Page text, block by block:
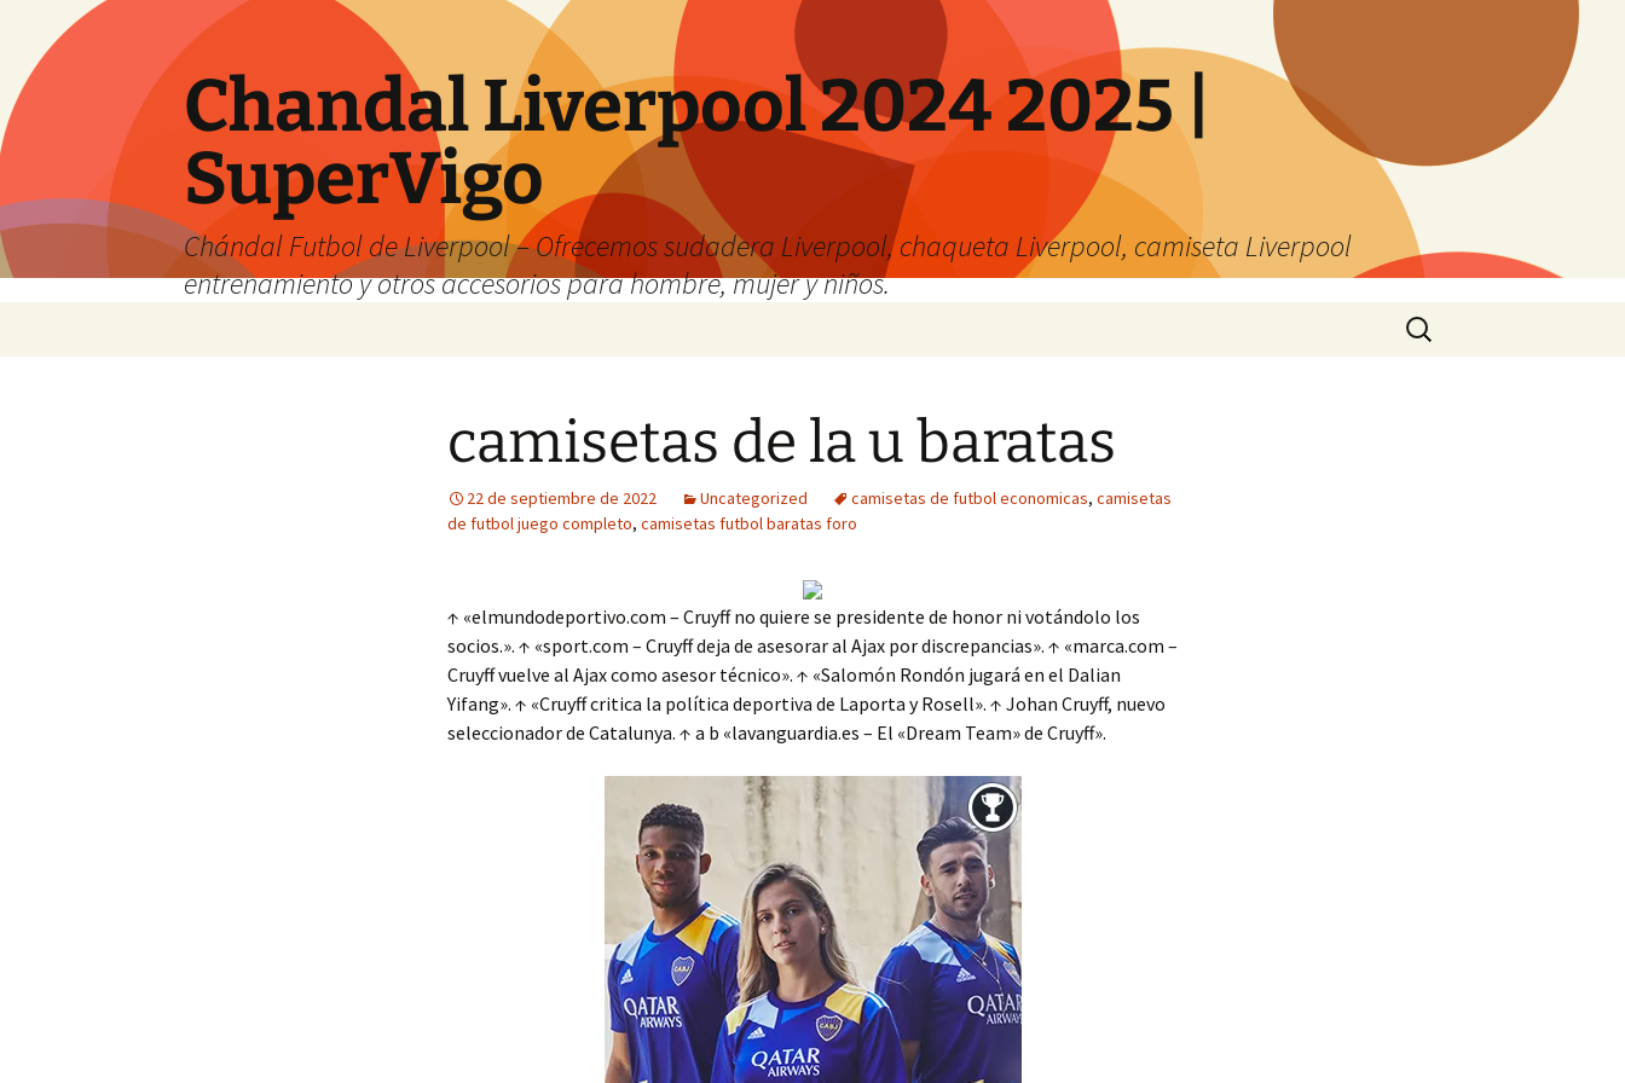
Chandal Liverpool 2024 2025 |
SuperVigo
Chándal Futbol de Liverpool – Ofrecemos sudadera Liverpool, chaqueta Liverpool, camiseta Liverpool
entrenamiento y otros accesorios para hombre, mujer y niños.
Buscar:
camisetas de la u baratas
22 de septiembre de 2022 Uncategorized camisetas de futbol economicas, camisetas
de futbol juego completo, camisetas futbol baratas foro
↑ «elmundodeportivo.com – Cruyff no quiere se presidente de honor ni votándolo los
socios.». ↑ «sport.com – Cruyff deja de asesorar al Ajax por discrepancias». ↑ «marca.com –
Cruyff vuelve al Ajax como asesor técnico». ↑ «Salomón Rondón jugará en el Dalian
Yifang». ↑ «Cruyff critica la política deportiva de Laporta y Rosell». ↑ Johan Cruyff, nuevo
seleccionador de Catalunya. ↑ a b «lavanguardia.es – El «Dream Team» de Cruyff».